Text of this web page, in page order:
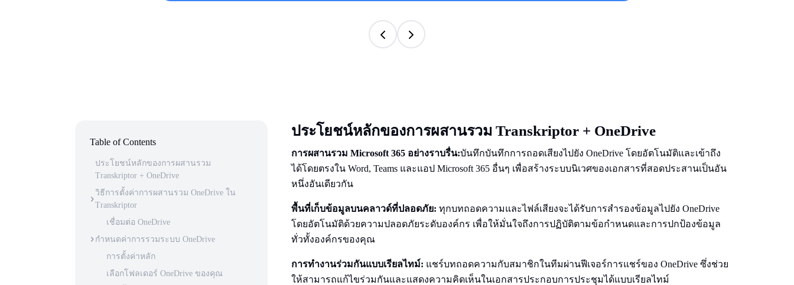
Table of Contents
ประโยชน์หลักของการผสานรวม
Transkriptor + OneDrive
วิธีการตั้งค่าการผสานรวม OneDrive ใน
Transkriptor
เชื่อมต่อ OneDrive
กำหนดค่าการรวมระบบ OneDrive
การตั้งค่าหลัก
เลือกโฟลเดอร์ OneDrive ของคุณ
ประโยชน์หลักของการผสานรวม Transkriptor + OneDrive
การผสานรวม Microsoft 365 อย่างราบรื่น:บันทึกบันทึกการถอดเสียงไปยัง OneDrive โดยอัตโนมัติและเข้าถึง
ได้โดยตรงใน Word, Teams และแอป Microsoft 365 อื่นๆ เพื่อสร้างระบบนิเวศของเอกสารที่สอดประสานเป็นอัน
หนึ่งอันเดียวกัน
พื้นที่เก็บข้อมูลบนคลาวด์ที่ปลอดภัย: ทุกบทถอดความและไฟล์เสียงจะได้รับการสำรองข้อมูลไปยัง OneDrive
โดยอัตโนมัติด้วยความปลอดภัยระดับองค์กร เพื่อให้มั่นใจถึงการปฏิบัติตามข้อกำหนดและการปกป้องข้อมูล
ทั่วทั้งองค์กรของคุณ
การทำงานร่วมกันแบบเรียลไทม์: แชร์บทถอดความกับสมาชิกในทีมผ่านฟีเจอร์การแชร์ของ OneDrive ซึ่งช่วย
ให้สามารถแก้ไขร่วมกันและแสดงความคิดเห็นในเอกสารประกอบการประชุมได้แบบเรียลไทม์